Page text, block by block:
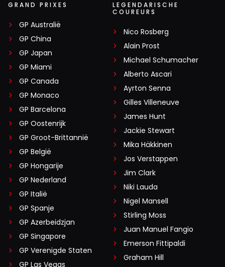
GRAND PRIXES
GP Australië
GP China
GP Japan
GP Miami
GP Canada
GP Monaco
GP Barcelona
GP Oostenrijk
GP Groot-Brittannië
GP België
GP Hongarije
GP Nederland
GP Italië
GP Spanje
GP Azerbeidzjan
GP Singapore
GP Verenigde Staten
GP Las Vegas
LEGENDARISCHE
COUREURS
Nico Rosberg
Alain Prost
Michael Schumacher
Alberto Ascari
Ayrton Senna
Gilles Villeneuve
James Hunt
Jackie Stewart
Mika Häkkinen
Jos Verstappen
Jim Clark
Niki Lauda
Nigel Mansell
Stirling Moss
Juan Manuel Fangio
Emerson Fittipaldi
Graham Hill